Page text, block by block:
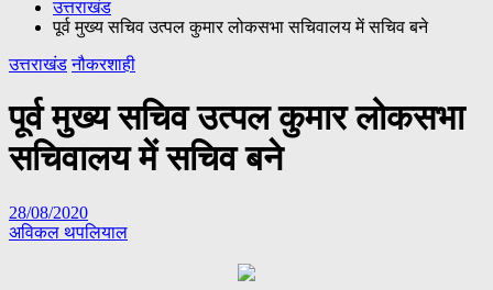
उत्तराखंड
पूर्व मुख्य सचिव उत्पल कुमार लोकसभा सचिवालय में सचिव बने
उत्तराखंड नौकरशाही
पूर्व मुख्य सचिव उत्पल कुमार लोकसभा
सचिवालय में सचिव बने
28/08/2020
अविकल थपलियाल